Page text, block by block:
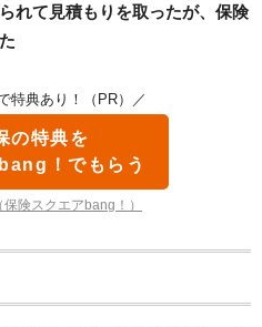
れて見積もりを取ったが、保険
特典あり！（PR）／
の特典を
！でもらう
険スクエアbang！）